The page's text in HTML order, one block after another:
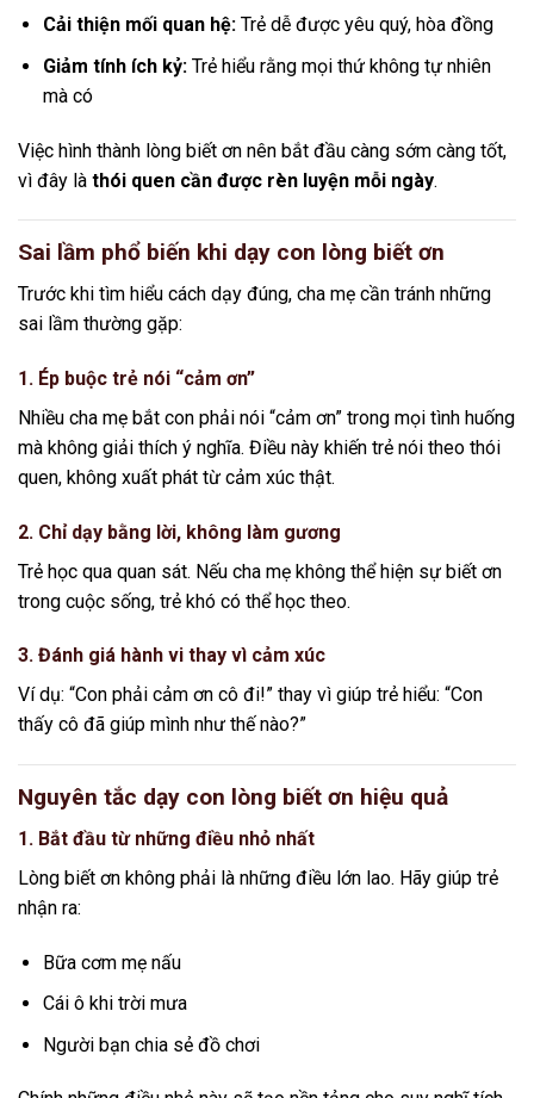
Cải thiện mối quan hệ:Trẻ dễ được yêu quý, hòa đồng
Giảm tính ích kỷ:Trẻ hiểu rằng mọi thứ không tự nhiên
mà có
Việc hình thành lòng biết ơn nên bắt đầu càng sớm càng tốt,
vì đây là thói quen cần được rèn luyện mỗi ngày.
Sai lầm phổ biến khi dạy con lòng biết ơn
Trước khi tìm hiểu cách dạy đúng, cha mẹ cần tránh những
sai lầm thường gặp:
1. Ép buộc trẻ nói “cảm ơn”
Nhiều cha mẹ bắt con phải nói “cảm ơn” trong mọi tình huống
mà không giải thích ý nghĩa. Điều này khiến trẻ nói theo thói
quen, không xuất phát từ cảm xúc thật.
2. Chỉ dạy bằng lời, không làm gương
Trẻ học qua quan sát. Nếu cha mẹ không thể hiện sự biết ơn
trong cuộc sống, trẻ khó có thể học theo.
3. Đánh giá hành vi thay vì cảm xúc
Ví dụ: “Con phải cảm ơn cô đi!” thay vì giúp trẻ hiểu: “Con
thấy cô đã giúp mình như thế nào?”
Nguyên tắc dạy con lòng biết ơn hiệu quả
1. Bắt đầu từ những điều nhỏ nhất
Lòng biết ơn không phải là những điều lớn lao. Hãy giúp trẻ
nhận ra:
Bữa cơm mẹ nấu
Cái ô khi trời mưa
Người bạn chia sẻ đồ chơi